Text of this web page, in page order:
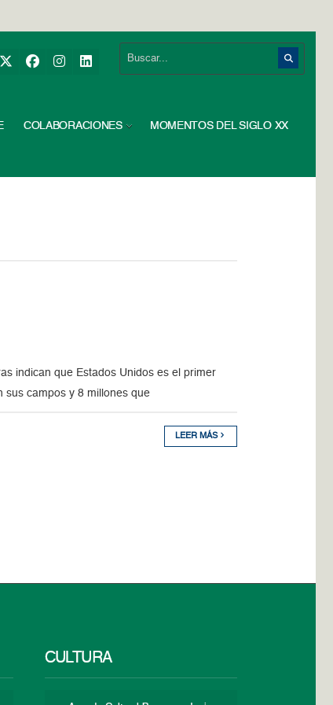
COLABORACIONES MOMENTOS DEL SIGLO XX
indican que Estados Unidos es el primer
sus campos y 8 millones que
LEER MÁS
CULTURA